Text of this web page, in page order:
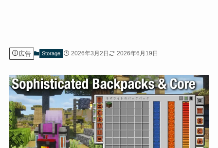
広告 Storage 2026年3月2日 2026年6月19日